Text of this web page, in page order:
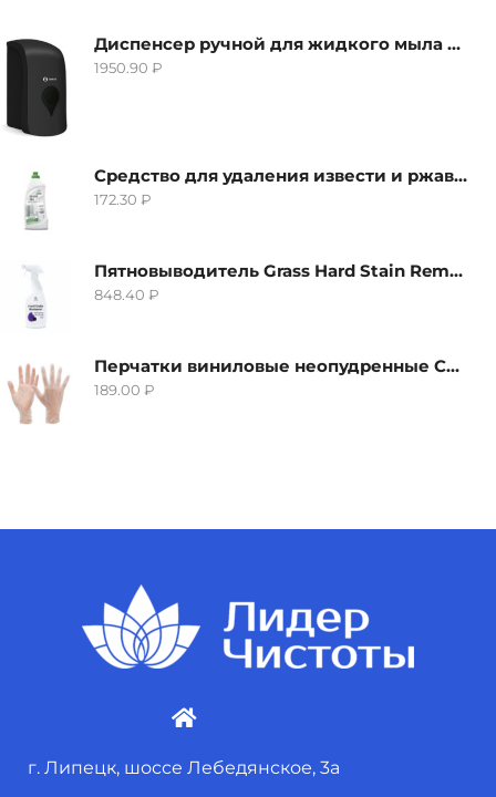
Диспенсер ручной для жидкого мыла Grass IT-0638, черный
1950.90 ₽
Средство для удаления извести и ржавчины Grass Gloss-Gel, 500мл
172.30 ₽
Пятновыводитель Grass Hard Stain Remover, 600мл
848.40 ₽
Перчатки виниловые неопудренные CTP-BS, размер S
189.00 ₽
г. Липецк, шоссе Лебедянское, 3а